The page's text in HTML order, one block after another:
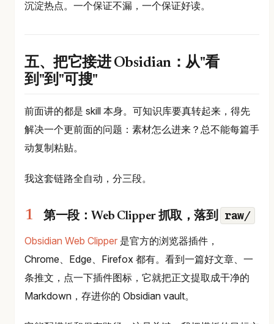
沉淀热点。一个保证不漏，一个保证好读。
五、把它接进 Obsidian：从"看
到"到"可搜"
前面讲的都是 skill 本身。可知识库要真转起来，得先
解决一个更前面的问题：素材怎么进来？总不能每篇手
动复制粘贴。
我这套链路全自动，分三段。
第一段：Web Clipper 抓取，落到 raw/
Obsidian Web Clipper 是官方的浏览器插件，
Chrome、Edge、Firefox 都有。看到一篇好文章、一
条推文，点一下插件图标，它就把正文提取成干净的
Markdown，存进你的 Obsidian vault。